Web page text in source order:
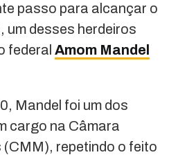
passo para alcançar o
um desses herdeiros
federal Amom Mandel
Mandel foi um dos
cargo na Câmara
(CMM), repetindo o feito